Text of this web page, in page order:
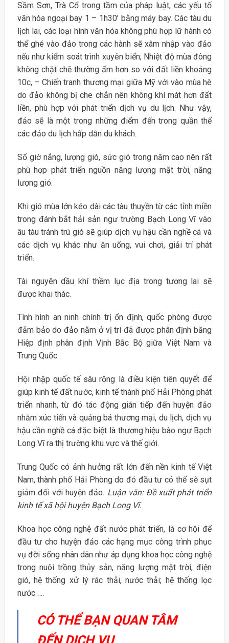
Sầm Sơn, Trà Cổ trong tầm của pháp luật, các yếu tố
văn hóa ngoại bay 1 – 1h30’ bằng máy bay. Các tàu du
lịch lai, các loại hình văn hóa không phù hợp lữ hành có
thể ghé vào đảo trong các hành sẽ xâm nhập vào đảo
nếu như kiểm soát trình xuyên biển; Nhiệt độ mùa đông
không chặt chẽ thường ấm hơn so với đất liền khoảng
10c, – Chiến tranh thương mại giữa Mỹ với vào mùa hè
do đảo không bị che chắn nên không khí mát hơn đất
liền, phù hợp với phát triển dịch vụ du lịch. Như vậy,
đảo sẽ là một trong những điểm đến trong quần thể
các đảo du lịch hấp dẫn du khách.
Số giờ nắng, lượng gió, sức gió trong năm cao nên rất
phù hợp phát triển nguồn năng lượng mặt trời, năng
lượng gió.
Khi gió mùa lớn kéo dài các tàu thuyền từ các tỉnh miền
trong đánh bắt hải sản ngư trường Bạch Long Vĩ vào
âu tàu tránh trú gió sẽ giúp dịch vụ hậu cần nghề cá và
các dịch vụ khác như ăn uống, vui chơi, giải trí phát
triển.
Tài nguyên dầu khí thềm lục địa trong tương lai sẽ
được khai thác.
Tình hình an ninh chính trị ổn định, quốc phòng được
đảm bảo do đảo nằm ở vị trí đã được phân định băng
Hiệp định phân định Vịnh Bắc Bộ giữa Việt Nam và
Trung Quốc.
Hội nhập quốc tế sâu rộng là điều kiện tiên quyết để
giúp kinh tế đất nước, kinh tế thành phố Hải Phòng phát
triển nhanh, từ đó tác động gián tiếp đến huyện đảo
nhằm xúc tiến và quảng bá thương mại, du lịch, dịch vụ
hậu cần nghề cá đặc biệt là thương hiệu bào ngư Bạch
Long Vĩ ra thị trường khu vực và thế giới.
Trung Quốc có ảnh hưởng rất lớn đến nền kinh tế Việt
Nam, thành phố Hải Phòng do đó đầu tư có thể sẽ sụt
giảm đối với huyện đảo. Luận văn: Đề xuất phát triển
kinh tế xã hội huyện Bạch Long Vĩ.
Khoa học công nghệ đất nước phát triển, là cơ hội để
đầu tư cho huyện đảo các hạng mục công trình phục
vụ đời sống nhân dân như áp dụng khoa học công nghệ
trong nuôi trồng thủy sản, năng lượng mặt trời, điện
gió, hệ thống xử lý rác thải, nước thải; hệ thống lọc
nước ….
CÓ THỂ BẠN QUAN TÂM
ĐẾN DỊCH VỤ